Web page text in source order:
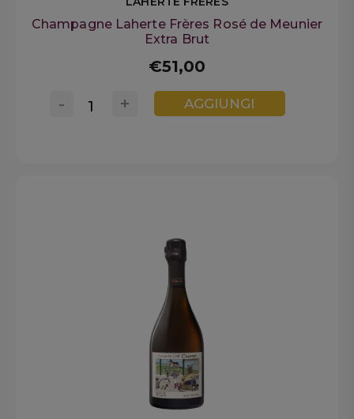
Champagne Laherte Frères Rosé de Meunier
Extra Brut
€51,00
+
- AGGIUNGI